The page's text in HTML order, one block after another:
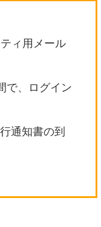
ィ用メール
で、ログイン
通知書の到